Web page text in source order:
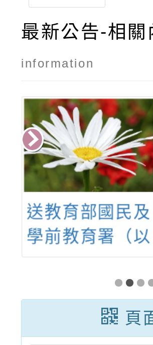
最新公告-相關
information
轉知 教育部委
請財團法人台灣
下簡稱設研院)
辦理115年度
「學美．美學－
頁